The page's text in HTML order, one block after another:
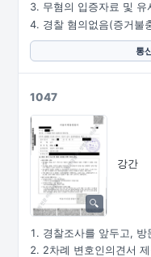
무혐의 입증자료 및 유
경찰 혐의없음(증거불
통
1047
강간
경찰조사를 앞두고, 방
2차례 변호인의견서